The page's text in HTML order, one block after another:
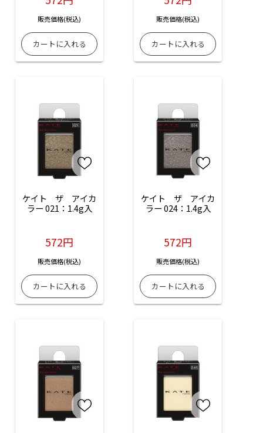
販売価格(税込) 販売価格(税込)
ケイト　ザ　アイカ
ラー 021：1.4g入
572円
販売価格(税込)
ケイト　ザ　アイカ
ラー 024：1.4g入
572円
販売価格(税込)